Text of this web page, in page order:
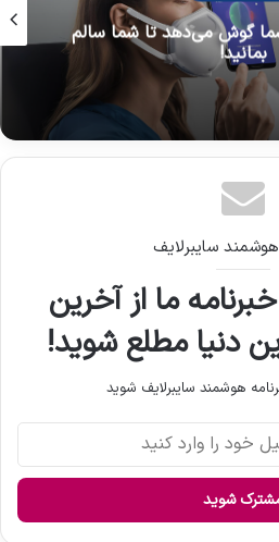
پوست زنده
سایبرلایف
ما از آخرین
دنیا مطلع شوید!
هوشمند سایبرلایف شوید